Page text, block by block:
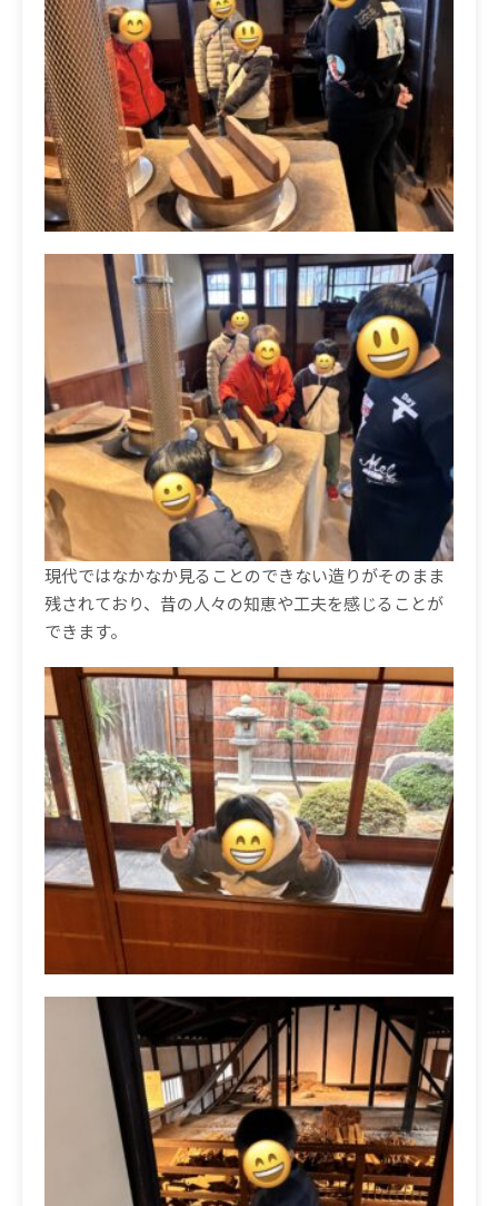
現代ではなかなか見ることのできない造りがそのまま
残されており、昔の人々の知恵や工夫を感じることが
できます。